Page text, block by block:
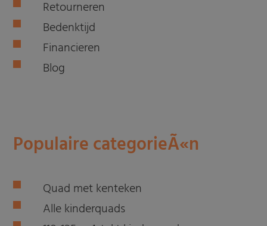
Retourneren
Bedenktijd
Financieren
Blog
Populaire categorieÃ«n
Quad met kenteken
Alle kinderquads